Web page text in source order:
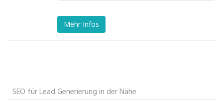
Mehr Infos
SEO für Lead Generierung in der Nähe